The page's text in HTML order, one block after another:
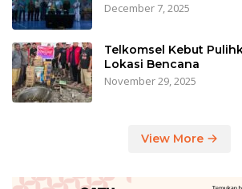
December 7, 2025
Telkomsel Kebut
Lokasi Bencana
November 29, 2025
View More